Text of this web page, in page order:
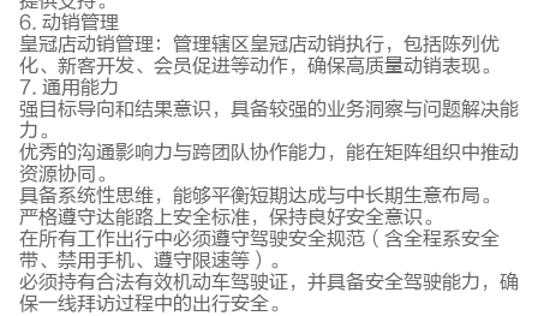
6. 动销管理
皇冠店动销管理：管理辖区皇冠店动销执行，包括陈列优
化、新客开发、会员促进等动作，确保高质量动销表现。
7. 通用能力
强目标导向和结果意识，具备较强的业务洞察与问题解决能
力。
优秀的沟通影响力与跨团队协作能力，能在矩阵组织中推动
资源协同。
具备系统性思维，能够平衡短期达成与中长期生意布局。
严格遵守达能路上安全标准，保持良好安全意识。
在所有工作出行中必须遵守驾驶安全规范（含全程系安全
带、禁用手机、遵守限速等）。
必须持有合法有效机动车驾驶证，并具备安全驾驶能力，确
保一线拜访过程中的出行安全。